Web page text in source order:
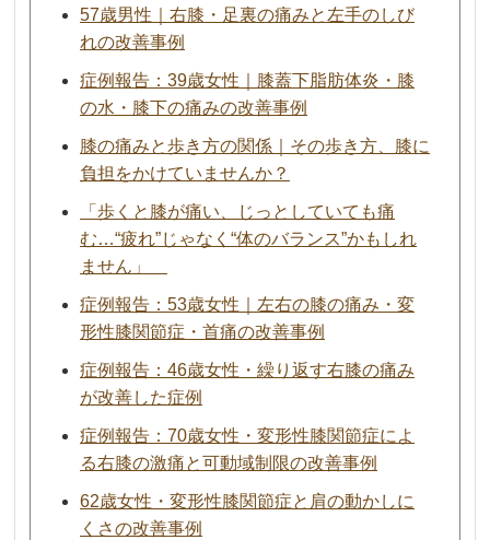
57歳男性｜右膝・足裏の痛みと左手のしび
れの改善事例
症例報告：39歳女性｜膝蓋下脂肪体炎・膝
の水・膝下の痛みの改善事例
膝の痛みと歩き方の関係｜その歩き方、膝に
負担をかけていませんか？
「歩くと膝が痛い、じっとしていても痛
む…“疲れ”じゃなく“体のバランス”かもしれ
ません」
症例報告：53歳女性｜左右の膝の痛み・変
形性膝関節症・首痛の改善事例
症例報告：46歳女性・繰り返す右膝の痛み
が改善した症例
症例報告：70歳女性・変形性膝関節症によ
る右膝の激痛と可動域制限の改善事例
62歳女性・変形性膝関節症と肩の動かしに
くさの改善事例